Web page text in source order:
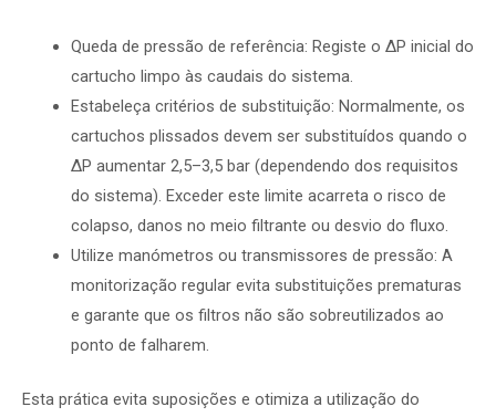
Queda de pressão de referência: Registe o ΔP inicial do
cartucho limpo às caudais do sistema.
Estabeleça critérios de substituição: Normalmente, os
cartuchos plissados devem ser substituídos quando o
ΔP aumentar 2,5–3,5 bar (dependendo dos requisitos
do sistema). Exceder este limite acarreta o risco de
colapso, danos no meio filtrante ou desvio do fluxo.
Utilize manómetros ou transmissores de pressão: A
monitorização regular evita substituições prematuras
e garante que os filtros não são sobreutilizados ao
ponto de falharem.
Esta prática evita suposições e otimiza a utilização do